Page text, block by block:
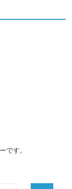
です。